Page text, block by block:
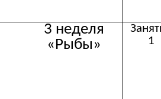
3 неделя
«Рыбы»
1